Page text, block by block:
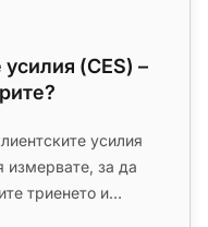
(CES) –
усилия
измервате, за да
триенето и